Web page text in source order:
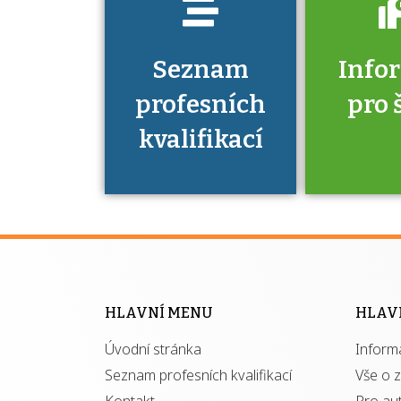
Seznam
profesních
kvalifikací
pro
Víte, že
HLAVNÍ MENU
Úvodní stránka
Seznam profesních kvalifikací
Vše o